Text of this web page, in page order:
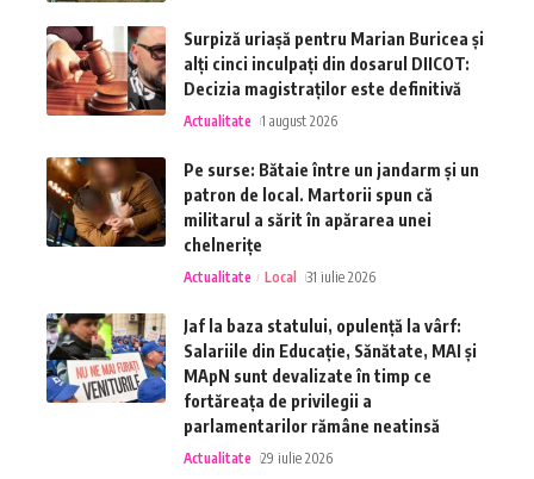
Surpiză uriașă pentru Marian Buricea și
alți cinci inculpați din dosarul DIICOT:
Decizia magistraților este definitivă
Actualitate 1 august 2026
Pe surse: Bătaie între un jandarm și un
patron de local. Martorii spun că
militarul a sărit în apărarea unei
chelnerițe
Actualitate Local 31 iulie 2026
Jaf la baza statului, opulență la vârf:
Salariile din Educație, Sănătate, MAI și
MApN sunt devalizate în timp ce
fortăreața de privilegii a
parlamentarilor rămâne neatinsă
Actualitate 29 iulie 2026